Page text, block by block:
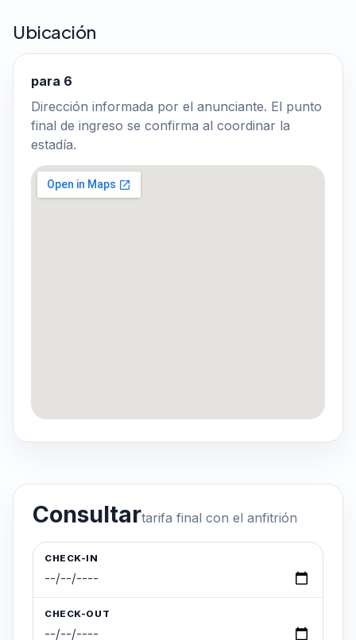
Ubicación
para 6
Dirección informada por el anunciante. El punto
final de ingreso se confirma al coordinar la
estadía.
Consultartarifa final con el anfitrión
CHECK-IN
CHECK-OUT